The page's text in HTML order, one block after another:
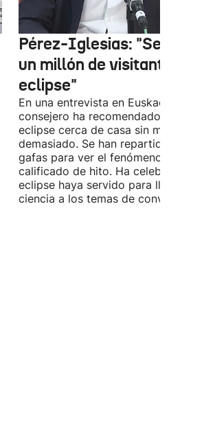
Pérez-Iglesias: "Se
un millón de visitantes por
eclipse"
En una entrevista en Euskadi Irratia,
consejero ha recomendado ver el
eclipse cerca de casa sin moverse
demasiado. Se han repartido miles de
gafas para ver el fenómeno que ya
calificado de hito. Ha celebrado que
eclipse haya servido para llevar la
ciencia a los temas de conversación.